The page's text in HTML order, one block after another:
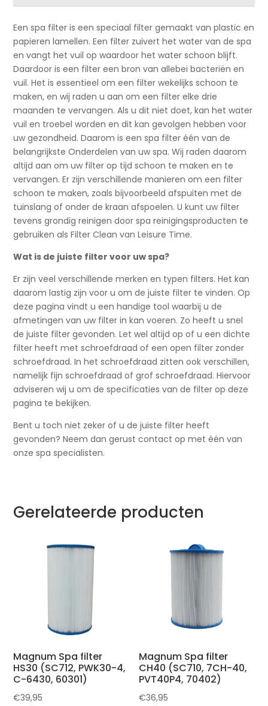
Een spa filter is een speciaal filter gemaakt van plastic en
papieren lamellen. Een filter zuivert het water van de spa
en vangt het vuil op waardoor het water schoon blijft.
Daardoor is een filter een bron van allebei bacteriën en
vuil. Het is essentieel om een filter wekelijks schoon te
maken, en wij raden u aan om een filter elke drie
maanden te vervangen. Als u dit niet doet, kan het water
vuil en troebel worden en dit kan gevolgen hebben voor
uw gezondheid. Daarom is een spa filter één van de
belangrijkste Onderdelen van uw spa. Wij raden daarom
altijd aan om uw filter op tijd schoon te maken en te
vervangen. Er zijn verschillende manieren om een filter
schoon te maken, zoals bijvoorbeeld afspuiten met de
tuinslang of onder de kraan afspoelen. U kunt uw filter
tevens grondig reinigen door spa reinigingsproducten te
gebruiken als Filter Clean van Leisure Time.
Wat is de juiste filter voor uw spa?
Er zijn veel verschillende merken en typen filters. Het kan
daarom lastig zijn voor u om de juiste filter te vinden. Op
deze pagina vindt u een handige tool waarbij u de
afmetingen van uw filter in kan voeren. Zo heeft u snel
de juiste filter gevonden. Let wel altijd op of u een dichte
filter heeft met schroefdraad of een open filter zonder
schroefdraad. In het schroefdraad zitten ook verschillen,
namelijk fijn schroefdraad of grof schroefdraad. Hiervoor
adviseren wij u om de specificaties van de filter op deze
pagina te bekijken.
Bent u toch niet zeker of u de juiste filter heeft
gevonden? Neem dan gerust contact op met één van
onze spa specialisten.
Gerelateerde producten
Magnum Spa filter
HS30 (SC712, PWK30-4,
C-6430, 60301)
€39,95
Magnum Spa filter
CH40 (SC710, 7CH-40,
PVT40P4, 70402)
€36,95